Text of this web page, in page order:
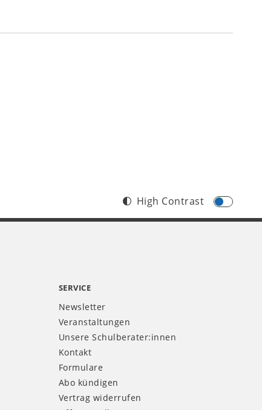
High Contrast
SERVICE
Newsletter
Veranstaltungen
Unsere Schulberater:innen
Kontakt
Formulare
Abo kündigen
Vertrag widerrufen